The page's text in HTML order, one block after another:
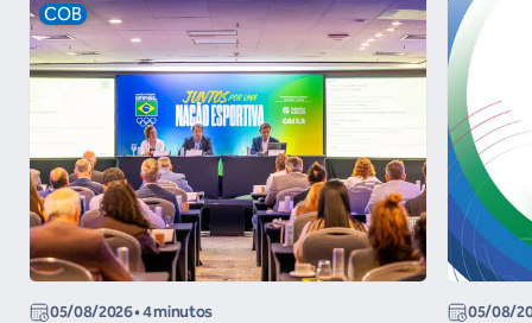
COB
05/08/2026• 4 minutos 05/08/